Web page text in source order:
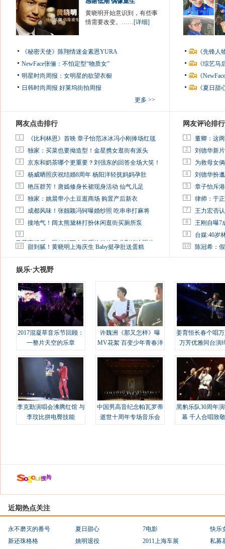
黄晓明开始意识到，有些事
情需要改变。……[详细]
《秘密天使》陈翔情迷金素恩YURA
NewFace张俪：不怕定型“物质女”
明星时尚周报：女明星的欲望衣橱
日韩时尚周报 好莱坞街拍周报
更多 >>
《先锋
《综艺
《
《夏日
网友点击排行
1 《比利林恩》首映 章子怡范冰冰冯小刚捧场红毯
2 独家：买菜也要拗造型！金星携女逛街有派头
3 京东和奶茶哪个更重要？刘强东的回答全场大笑！
4 杨威晒照庆祝结婚8周年 杨阳洋轻抚妈妈孕肚
5 艳压群芳！唐嫣修身长裙现身活动 仙气儿足
6 独家：姚晨带小土豆逛商场 购置产后新衣
7 成都风味！张靓颖冯轲曝婚纱照 吃串串打麻将
8 接地气！阔太熊黛林打扮休闲逛街买厕所泵
9
马蓉离婚后，砸1000万人民币给媒体要求删掉这照片
10 甜到腻！黄晓明上海庆生 Baby挺孕肚送蛋糕
网友评论排行
1 董卿：这
2 刘德华新
3 为救母女
4 刘德华扮
5 章子怡斥
6 律师：于
7 王力宏否
8 王刚自曝7
9 台媒:40岁
10 陈冠希：
娱乐·大视野
2017混凝草音乐节回顾：
一整片天空的乐章
许魏洲《那又怎样》曝
MV花絮 百变少年青春洋
姜育恒长春个唱
万芳优雅同台演
李克勤演唱会沸腾红馆 与
李玟比拼电臀技能
中国男高音纪念帕瓦罗蒂
逝世十周年专场音乐会
黑豹乐队30周年
幕 千人合唱致
近期热点关注
永不磨灭的番号 夏日甜心 7电影
快乐
新还珠格格
姚明退役 2011上海车展
私募